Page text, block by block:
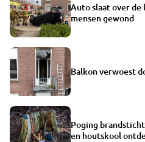
Auto slaat over de
mensen gewond
Balkon verwoest
Poging
en houtskool